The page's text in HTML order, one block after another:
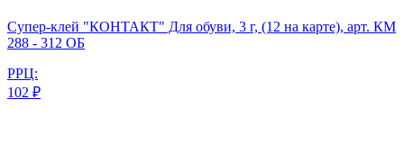
Супер-клей "КОНТАКТ" Для обуви, 3 г, (12 на карте), арт. КМ
288 - 312 ОБ
РРЦ:
102 ₽